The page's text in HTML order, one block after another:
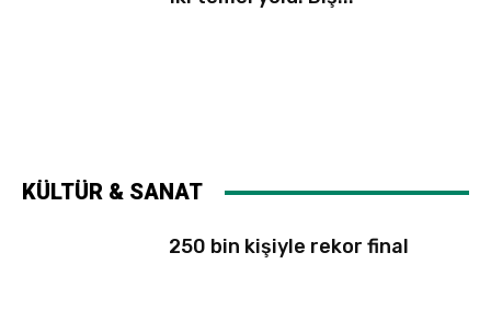
KÜLTÜR & SANAT
250 bin kişiyle rekor final